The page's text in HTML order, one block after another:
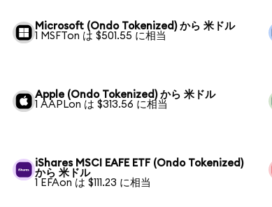
Microsoft (Ondo Tokenized) から 米ドル
1 MSFTon は $501.55 に相当
Apple (Ondo Tokenized) から 米ドル
1 AAPLon は $313.56 に相当
iShares MSCI EAFE ETF (Ondo Tokenized)
から 米ドル
1 EFAon は $111.23 に相当